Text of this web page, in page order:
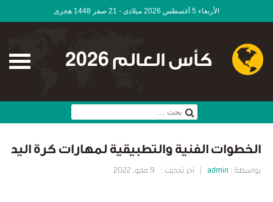
الأربعاء 5 أغسطس 2026 ميلادى - 21 صفر 1448 هجرى
كأس العالم 2026
الخطوات الفنية والتطبيقية لمهارات كرة اليد
بواسطة : admin آخر تحديث :